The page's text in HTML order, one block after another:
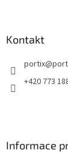
Kontakt
portix@
+420 773
Informace